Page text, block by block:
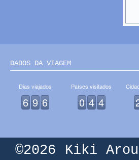
DADOS DA VIAGEM
Dias viajados
6 9 6
Países visitados
0 4 4
©2026 Kiki